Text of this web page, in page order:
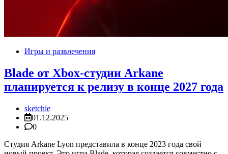
Игры и развлечения
Blade от Xbox-студии Arkane
планируется к релизу в конце 2027 года
sketchie
01.12.2025
0
Студия Arkane Lyon представила в конце 2023 года свой